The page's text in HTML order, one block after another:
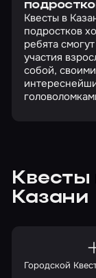
Квесты в
подростков
ребята
участия
собой,
Квесты
Казани
Городской